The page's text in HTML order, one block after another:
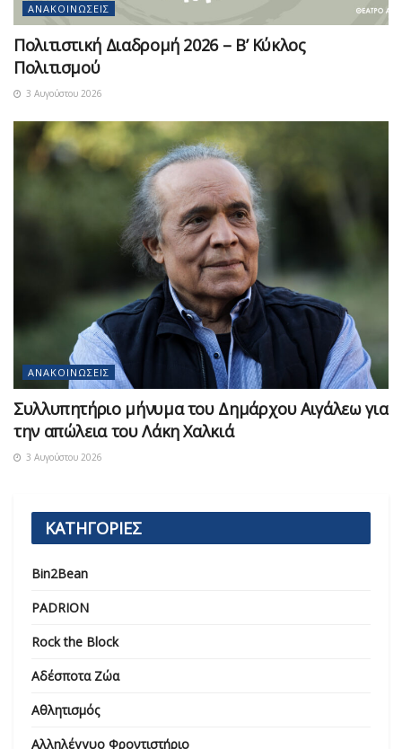
ΑΝΑΚΟΙΝΏΣΕΙΣ
Πολιτιστική Διαδρομή 2026 – Β’ Κύκλος
Πολιτισμού
3 Αυγούστου 2026
ΑΝΑΚΟΙΝΏΣΕΙΣ
Συλλυπητήριο μήνυμα του Δημάρχου Αιγάλεω για
την απώλεια του Λάκη Χαλκιά
3 Αυγούστου 2026
ΚΑΤΗΓΟΡΙΕΣ
Bin2Bean
PADRION
Rock the Block
Αδέσποτα Ζώα
Αθλητισμός
Αλληλέγγυο Φροντιστήριο